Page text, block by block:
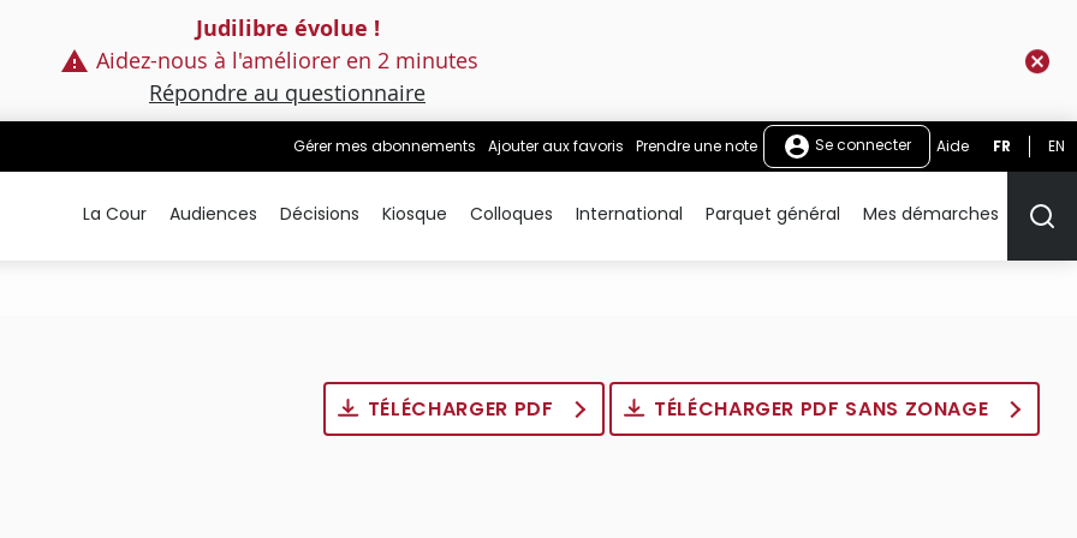
Judilibre évolue !
Aidez-nous à l'améliorer en 2 minutes
Répondre au questionnaire
Gérer mes abonnements Ajouter aux favoris Prendre une note Se connecter Aide FR EN
La Cour Audiences Décisions Kiosque Colloques International Parquet général Mes démarches
TÉLÉCHARGER PDF TÉLÉCHARGER PDF SANS ZONAGE